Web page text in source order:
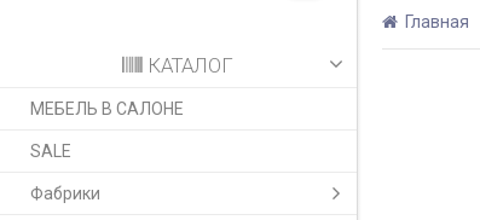
КАТАЛОГ
МЕБЕЛЬ В САЛОНЕ
SALE
Фабрики
Главная